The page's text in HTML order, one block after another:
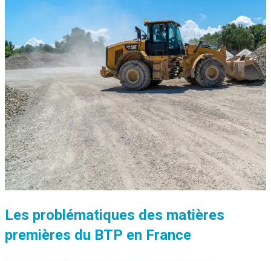
Les problématiques des matières
premières du BTP en France